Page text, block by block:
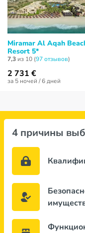
Miramar Al Aqah
Resort 5*
7,3 из 10 (97 отзывов)
2 731 €
за 5 ночей / 6 дней
4 причины